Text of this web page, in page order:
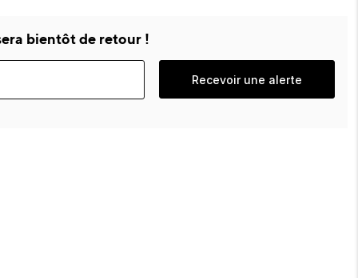
bientôt de retour !
Recevoir une alerte